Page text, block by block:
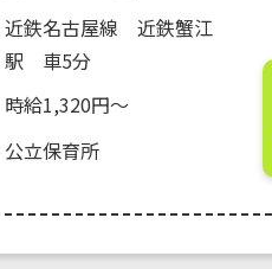
近鉄名古屋線 近鉄蟹江
駅 車5分
時給1,320円～
公立保育所